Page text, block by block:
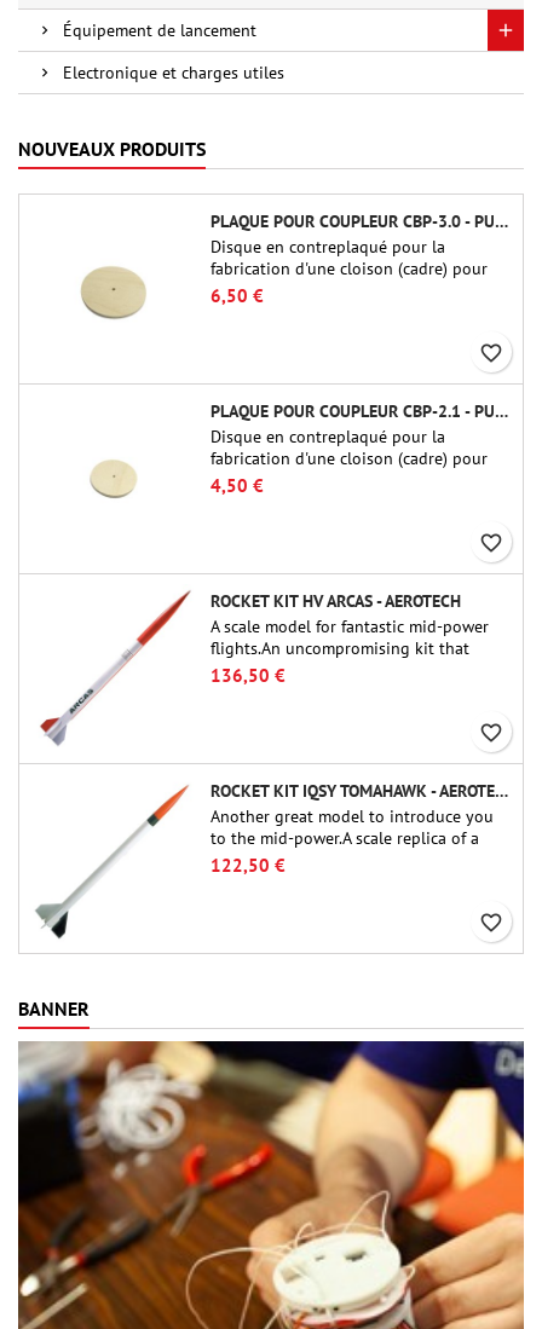
Équipement de lancement
Electronique et charges utiles
NOUVEAUX PRODUITS
PLAQUE POUR COUPLEUR CBP-3.0 - PUBLIC MISSILES LTD.
Disque en contreplaqué pour la
fabrication d'une cloison (cadre) pour
raccords tubulaires de 75 mm de Public
Missiles Ltd. (PT-3.0/QT-3.0)
6,50 €
favorite_border
PLAQUE POUR COUPLEUR CBP-2.1 - PUBLIC MISSILES LTD.
Disque en contreplaqué pour la
fabrication d'une cloison (cadre) pour
raccords tubulaires de 54 mm de Public
Missiles Ltd. (PT-2.1 ou QT-2.1)
4,50 €
favorite_border
ROCKET KIT HV ARCAS - AEROTECH
A scale model for fantastic mid-power
flights.An uncompromising kit that
allows you to build a replica of one of
the most famous sounding-rocket ever.
136,50 €
favorite_border
ROCKET KIT IQSY TOMAHAWK - AEROTECH
Another great model to introduce you
to the mid-power.A scale replica of a
famous sounding rocket, small in size
and peefect to move to higher-level kits.
122,50 €
favorite_border
BANNER